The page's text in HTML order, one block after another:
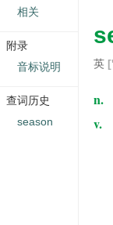
英
n.
v.
相关
附录
音标说明
查词历史
season